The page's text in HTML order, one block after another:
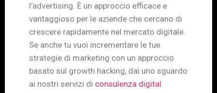
l’advertising. È un approccio efficace e
vantaggioso per le aziende che cercano di
crescere rapidamente nel mercato digitale.
Se anche tu vuoi incrementare le tue
strategie di marketing con un approccio
basato sul growth hacking, dai uno sguardo
ai nostri servizi di consulenza digital